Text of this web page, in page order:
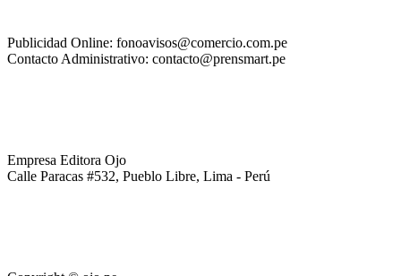
Publicidad Online: fonoavisos@comercio.com.pe
Contacto Administrativo: contacto@prensmart.pe
Empresa Editora Ojo
Calle Paracas #532, Pueblo Libre, Lima - Perú